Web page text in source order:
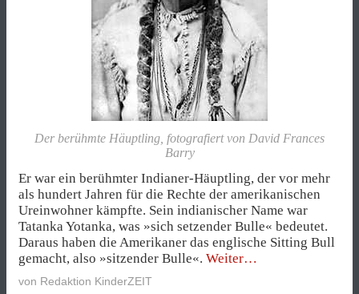
Der berühmte Häuptling, fotografiert von David Frances
Barry
Er war ein berühmter Indianer-Häuptling, der vor mehr
als hundert Jahren für die Rechte der amerikanischen
Ureinwohner kämpfte. Sein indianischer Name war
Tatanka Yotanka, was »sich setzender Bulle« bedeutet.
Daraus haben die Amerikaner das englische Sitting Bull
gemacht, also »sitzender Bulle«. Weiter„Wer
von Redaktion KinderZEIT